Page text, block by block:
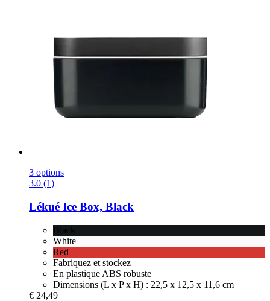
3 options
3.0 (1)
Lékué Ice Box, Black
Black
White
Red
Fabriquez et stockez
En plastique ABS robuste
Dimensions (L x P x H) : 22,5 x 12,5 x 11,6 cm
€ 24,49